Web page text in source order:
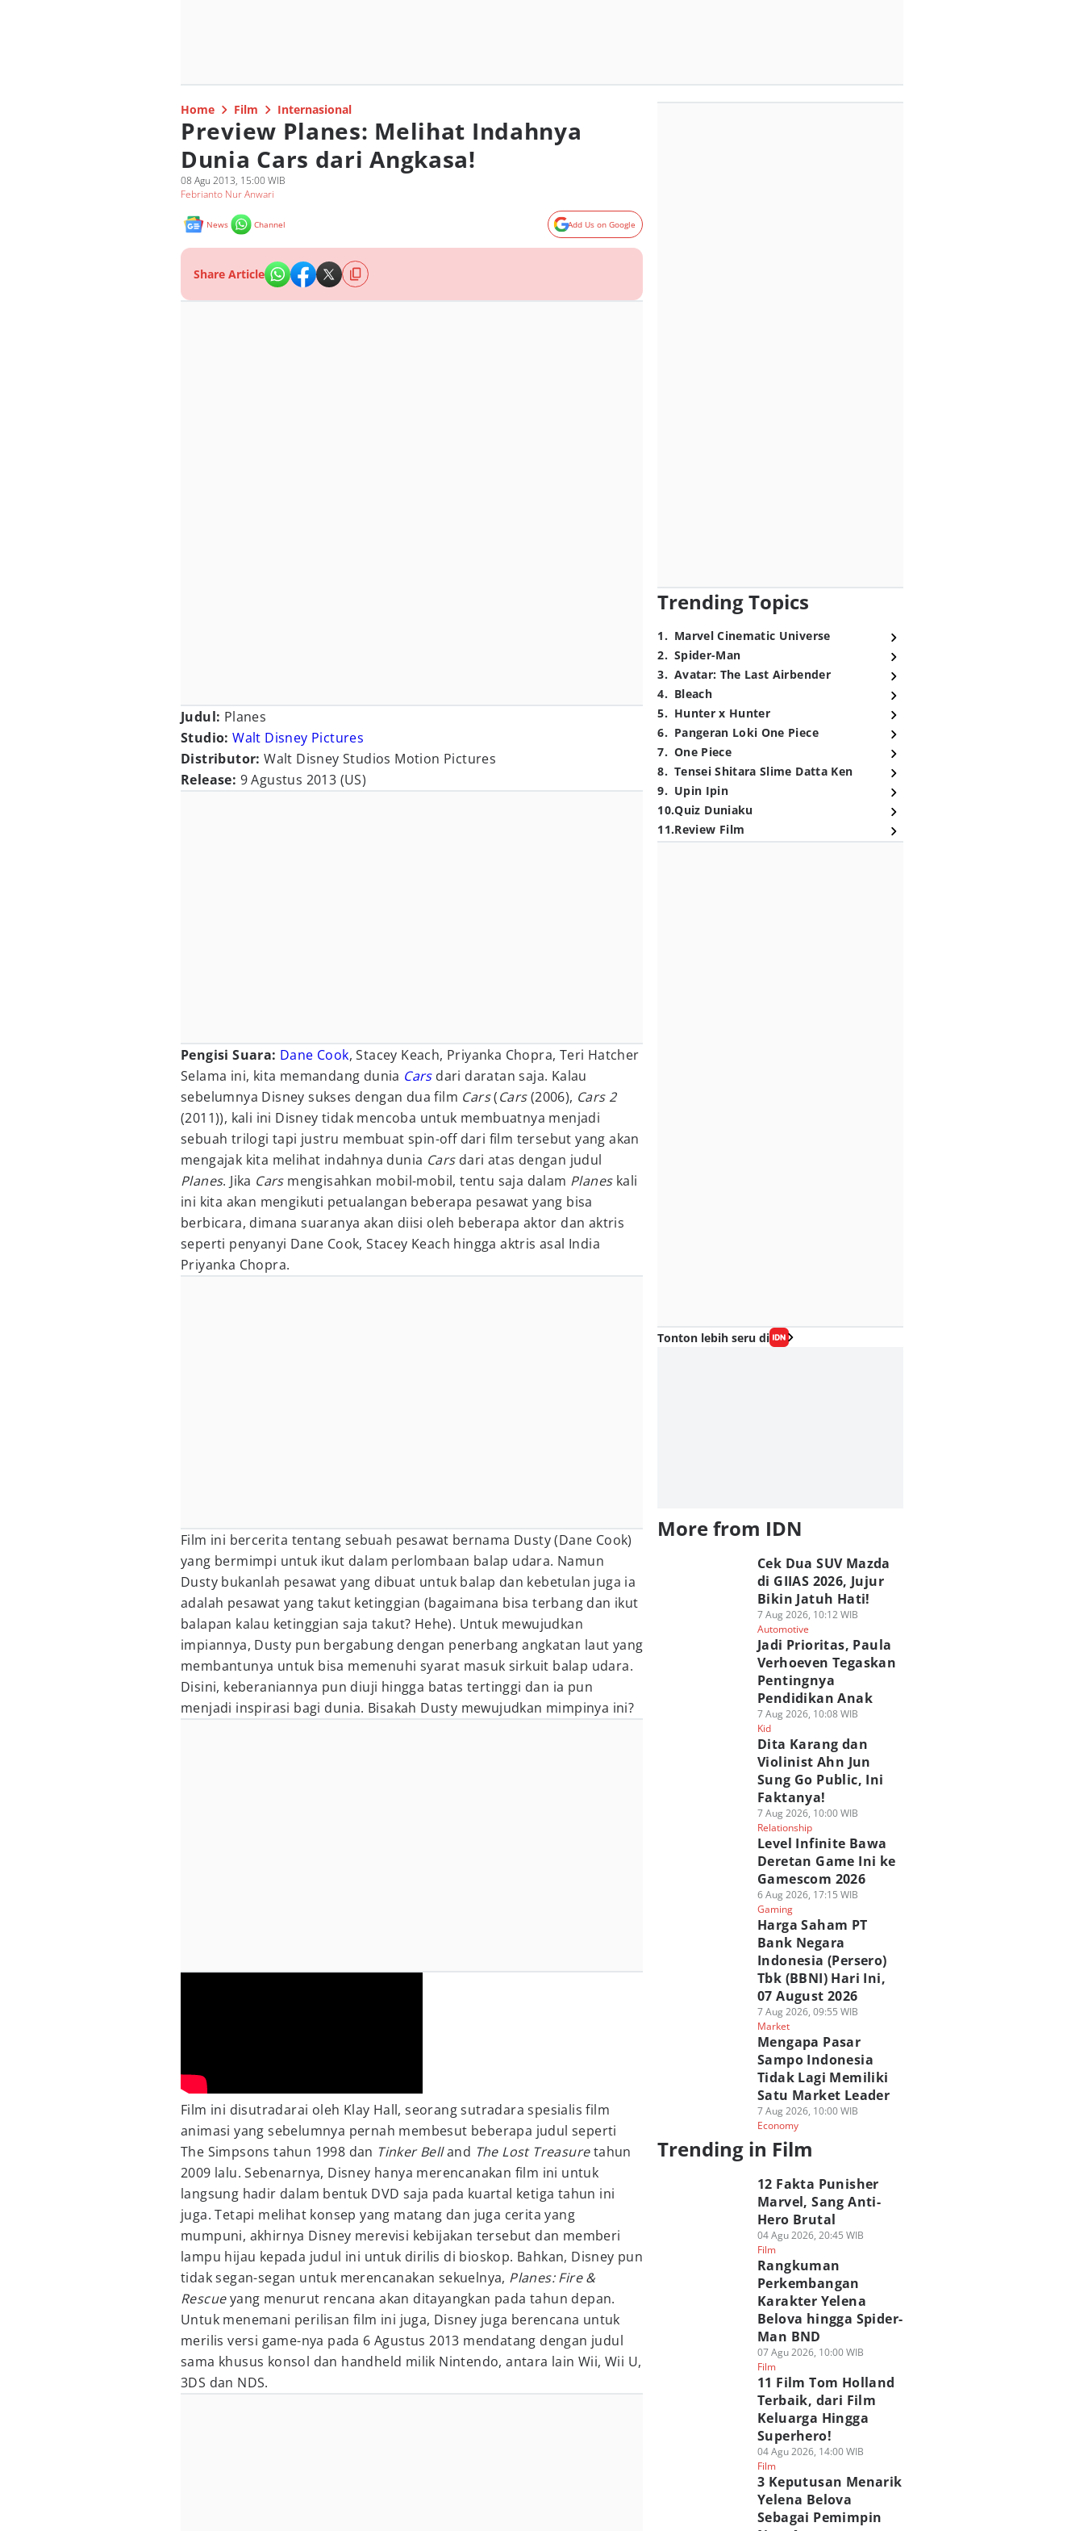
Home Film Internasional
Preview Planes: Melihat Indahnya
Dunia Cars dari Angkasa!
08 Agu 2013, 15:00 WIB
Febrianto Nur Anwari
News Channel Add Us on Google
Share Article
Judul: Planes
Studio: Walt Disney Pictures
Distributor: Walt Disney Studios Motion Pictures
Release: 9 Agustus 2013 (US)
Pengisi Suara: Dane Cook, Stacey Keach, Priyanka Chopra, Teri Hatcher
Selama ini, kita memandang dunia Carsdari daratan saja. Kalau
sebelumnya Disney sukses dengan dua film Cars(Cars(2006), Cars 2
(2011)), kali ini Disney tidak mencoba untuk membuatnya menjadi
sebuah trilogi tapi justru membuat spin-off dari film tersebut yang akan
mengajak kita melihat indahnya dunia Carsdari atas dengan judul
Planes. Jika Carsmengisahkan mobil-mobil, tentu saja dalam Planeskali
ini kita akan mengikuti petualangan beberapa pesawat yang bisa
berbicara, dimana suaranya akan diisi oleh beberapa aktor dan aktris
seperti penyanyi Dane Cook, Stacey Keach hingga aktris asal India
Priyanka Chopra.
Film ini bercerita tentang sebuah pesawat bernama Dusty (Dane Cook)
yang bermimpi untuk ikut dalam perlombaan balap udara. Namun
Dusty bukanlah pesawat yang dibuat untuk balap dan kebetulan juga ia
adalah pesawat yang takut ketinggian (bagaimana bisa terbang dan ikut
balapan kalau ketinggian saja takut? Hehe). Untuk mewujudkan
impiannya, Dusty pun bergabung dengan penerbang angkatan laut yang
membantunya untuk bisa memenuhi syarat masuk sirkuit balap udara.
Disini, keberaniannya pun diuji hingga batas tertinggi dan ia pun
menjadi inspirasi bagi dunia. Bisakah Dusty mewujudkan mimpinya ini?
Film ini disutradarai oleh Klay Hall, seorang sutradara spesialis film
animasi yang sebelumnya pernah membesut beberapa judul seperti
The Simpsons tahun 1998 dan Tinker Belland The Lost Treasuretahun
2009 lalu. Sebenarnya, Disney hanya merencanakan film ini untuk
langsung hadir dalam bentuk DVD saja pada kuartal ketiga tahun ini
juga. Tetapi melihat konsep yang matang dan juga cerita yang
mumpuni, akhirnya Disney merevisi kebijakan tersebut dan memberi
lampu hijau kepada judul ini untuk dirilis di bioskop. Bahkan, Disney pun
tidak segan-segan untuk merencanakan sekuelnya, Planes: Fire &
Rescueyang menurut rencana akan ditayangkan pada tahun depan.
Untuk menemani perilisan film ini juga, Disney juga berencana untuk
merilis versi game-nya pada 6 Agustus 2013 mendatang dengan judul
sama khusus konsol dan handheld milik Nintendo, antara lain Wii, Wii U,
3DS dan NDS.
Trending Topics
1. Marvel Cinematic Universe
2. Spider-Man
3. Avatar: The Last Airbender
4. Bleach
5. Hunter x Hunter
6. Pangeran Loki One Piece
7. One Piece
8. Tensei Shitara Slime Datta Ken
9. Upin Ipin
10.Quiz Duniaku
11.Review Film
Tonton lebih seru di
More from IDN
Cek Dua SUV Mazda
di GIIAS 2026, Jujur
Bikin Jatuh Hati!
7 Aug 2026, 10:12 WIB
Automotive
Jadi Prioritas, Paula
Verhoeven Tegaskan
Pentingnya
Pendidikan Anak
7 Aug 2026, 10:08 WIB
Kid
Dita Karang dan
Violinist Ahn Jun
Sung Go Public, Ini
Faktanya!
7 Aug 2026, 10:00 WIB
Relationship
Level Infinite Bawa
Deretan Game Ini ke
Gamescom 2026
6 Aug 2026, 17:15 WIB
Gaming
Harga Saham PT
Bank Negara
Indonesia (Persero)
Tbk (BBNI) Hari Ini,
07 August 2026
7 Aug 2026, 09:55 WIB
Market
Mengapa Pasar
Sampo Indonesia
Tidak Lagi Memiliki
Satu Market Leader
7 Aug 2026, 10:00 WIB
Economy
Trending in Film
12 Fakta Punisher
Marvel, Sang Anti-
Hero Brutal
04 Agu 2026, 20:45 WIB
Film
Rangkuman
Perkembangan
Karakter Yelena
Belova hingga Spider-
Man BND
07 Agu 2026, 10:00 WIB
Film
11 Film Tom Holland
Terbaik, dari Film
Keluarga Hingga
Superhero!
04 Agu 2026, 14:00 WIB
Film
3 Keputusan Menarik
Yelena Belova
Sebagai Pemimpin